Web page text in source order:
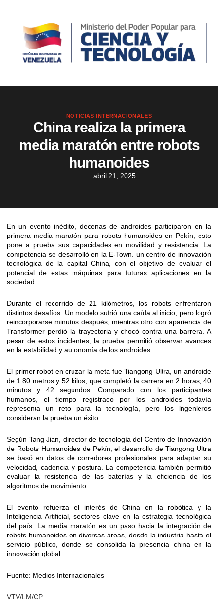
NOTICIAS INTERNACIONALES
China realiza la primera
media maratón entre robots
humanoides
abril 21, 2025
En un evento inédito, decenas de androides participaron en la
primera media maratón para robots humanoides en Pekín, esto
pone a prueba sus capacidades en movilidad y resistencia. La
competencia se desarrolló en la E-Town, un centro de innovación
tecnológica de la capital China, con el objetivo de evaluar el
potencial de estas máquinas para futuras aplicaciones en la
sociedad.
Durante el recorrido de 21 kilómetros, los robots enfrentaron
distintos desafíos. Un modelo sufrió una caída al inicio, pero logró
reincorporarse minutos después, mientras otro con apariencia de
Transformer perdió la trayectoria y chocó contra una barrera. A
pesar de estos incidentes, la prueba permitió observar avances
en la estabilidad y autonomía de los androides.
El primer robot en cruzar la meta fue Tiangong Ultra, un androide
de 1.80 metros y 52 kilos, que completó la carrera en 2 horas, 40
minutos y 42 segundos. Comparado con los participantes
humanos, el tiempo registrado por los androides todavía
representa un reto para la tecnología, pero los ingenieros
consideran la prueba un éxito.
Según Tang Jian, director de tecnología del Centro de Innovación
de Robots Humanoides de Pekín, el desarrollo de Tiangong Ultra
se basó en datos de corredores profesionales para adaptar su
velocidad, cadencia y postura. La competencia también permitió
evaluar la resistencia de las baterías y la eficiencia de los
algoritmos de movimiento.
El evento refuerza el interés de China en la robótica y la
Inteligencia Artificial, sectores clave en la estrategia tecnológica
del país. La media maratón es un paso hacia la integración de
robots humanoides en diversas áreas, desde la industria hasta el
servicio público, donde se consolida la presencia china en la
innovación global.
Fuente: Medios Internacionales
VTV/LM/CP